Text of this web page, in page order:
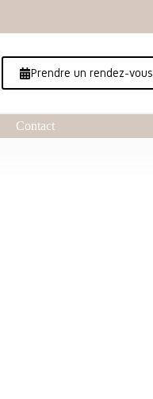
Prendre un rendez-vous
Contact